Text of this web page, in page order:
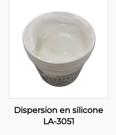
Dispersion en silicone
LA-3051